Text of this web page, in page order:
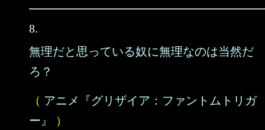
8.
無理だと思っている奴に無理なのは当然だ
ろ？
（ アニメ『グリザイア：ファントムトリガ
ー』
）